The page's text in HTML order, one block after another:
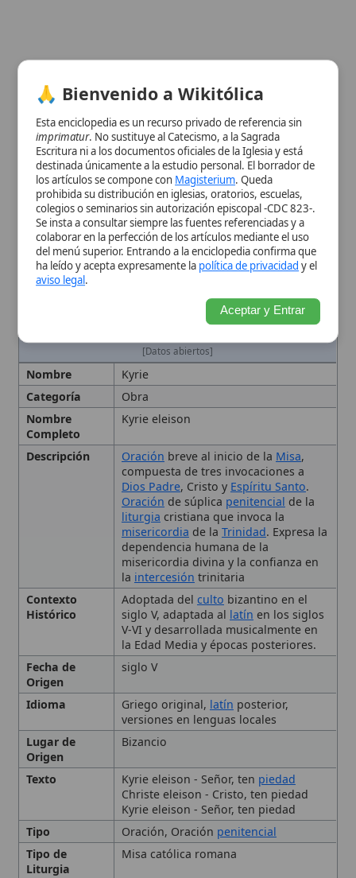
[Datos abiertos]
Categoría
Obra
Nombre
Completo
Kyrie eleison
Descripción Oraciónbreve al inicio de laMisa
compuesta de tres invocaciones a
Dios Padre, Cristo yEspíritu Santo.
Oraciónde súplicapenitencialde la
liturgiacristiana que invoca la
misericordiade laTrinidad. Expresa la
dependencia humana de la
trinitaria
bizantino en el
V-VI y desarrollada musicalmente en
la Edad Media y épocas posteriores.
Fecha de
Origen
siglo V
Idioma Griego original,
versiones en lenguas locales
Lugar de
Origen
Bizancio
Kyrie eleison - Señor, tenpiedad
Christe eleison - Cristo, ten piedad
Kyrie eleison - Señor, ten piedad
Oración, Oraciónpenitencial
Misa católica romana
Rito penitencialdelMisal romano
Uso Litúrgico
Se recita o canta en el acto penitencial
de la Misa romana; también abre las
preces feriales de Laudes,Vísperasy
Completas.
Etimología y origen histórico
Función litúrgica en la Misa
Texto y variantes
Desarrollo histórico y
musical
Significado teológico